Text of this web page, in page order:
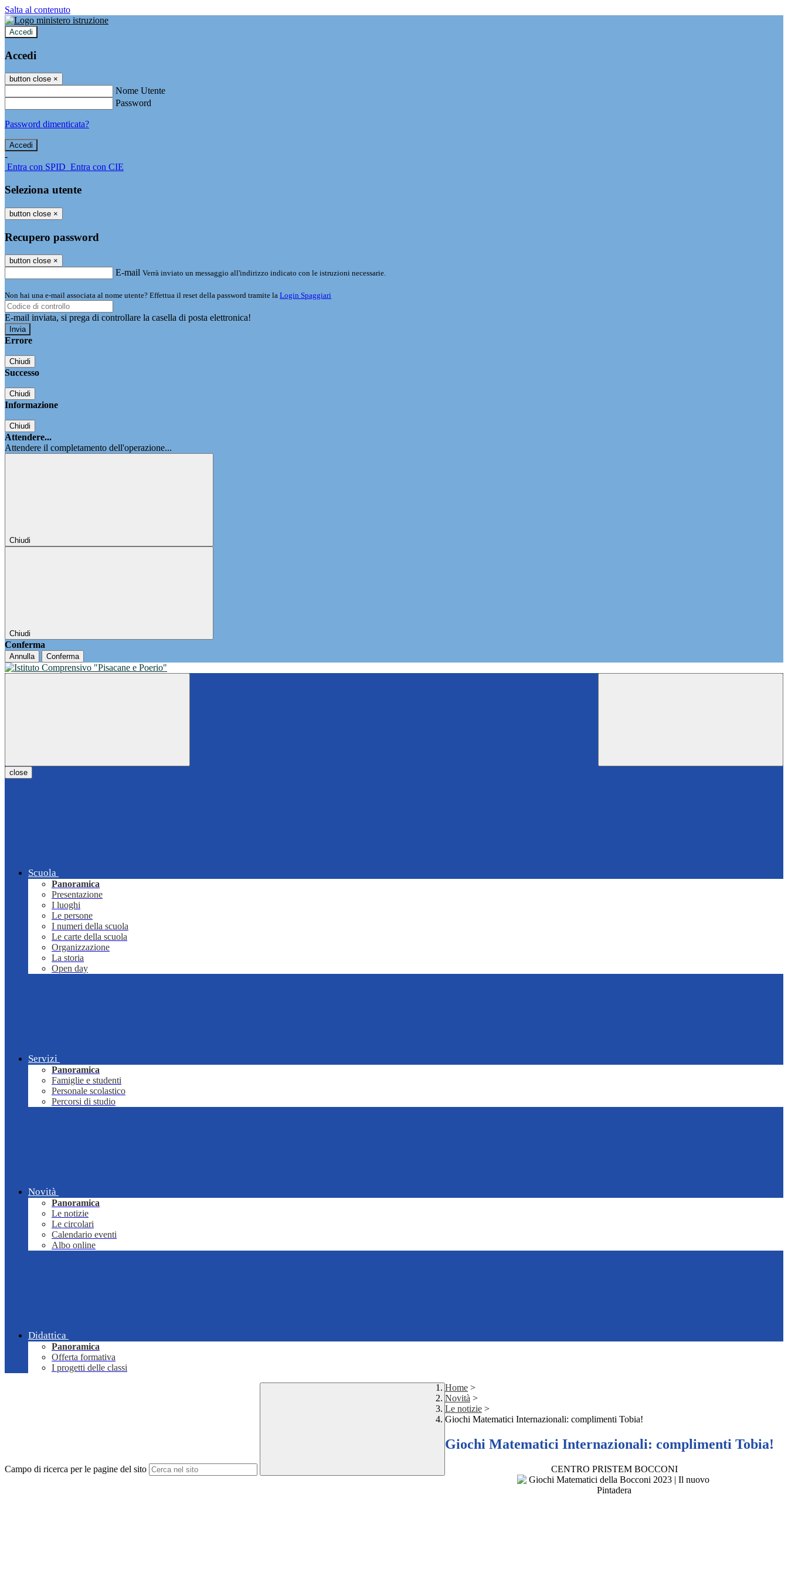
Salta al contenuto
Accedi
Accedi
button close ×
Nome Utente
Password
Password dimenticata?
-
Entra con SPID Entra con CIE
Seleziona utente
button close ×
Recupero password
button close ×
E-mail Verrà inviato un messaggio all'indirizzo indicato con le istruzioni necessarie.
Non hai una e-mail associata al nome utente? Effettua il reset della password tramite la Login Spaggiari
E-mail inviata, si prega di controllare la casella di posta elettronica!
Errore
Chiudi
Successo
Chiudi
Informazione
Chiudi
Attendere...
Attendere il completamento dell'operazione...
Chiudi
Chiudi
Conferma
Annulla Conferma
close
Scuola
Panoramica
Presentazione
I luoghi
Le persone
I numeri della scuola
Le carte della scuola
Organizzazione
La storia
Open day
Servizi
Panoramica
Famiglie e studenti
Personale scolastico
Percorsi di studio
Novità
Panoramica
Le notizie
Le circolari
Calendario eventi
Albo online
Didattica
Panoramica
Offerta formativa
I progetti delle classi
Campo di ricerca per le pagine del sito
Home >
Novità >
Le notizie >
Giochi Matematici Internazionali: complimenti Tobia!
Giochi Matematici Internazionali: complimenti Tobia!
CENTRO PRISTEM BOCCONI